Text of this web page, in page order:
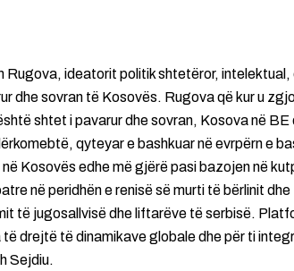
Rugova, ideatorit politik shtetëror, intelektual,
dhe sovran të Kosovës. Rugova që kur u
shtet i pavarur dhe sovran, Kosova në BE
qyteyar e bashkuar në evrpërn e
Kosovës edhe më gjërë pasi bazojen në
në peridhën e renisë së murti të bërlinit dhe
të jugosallvisë dhe liftarëve të serbisë.
të drejtë të dinamikave globale dhe për ti
Sejdiu.